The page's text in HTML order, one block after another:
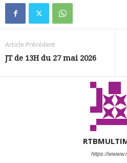
Article Précédent
JT de 13H du 27 mai 2026
https://